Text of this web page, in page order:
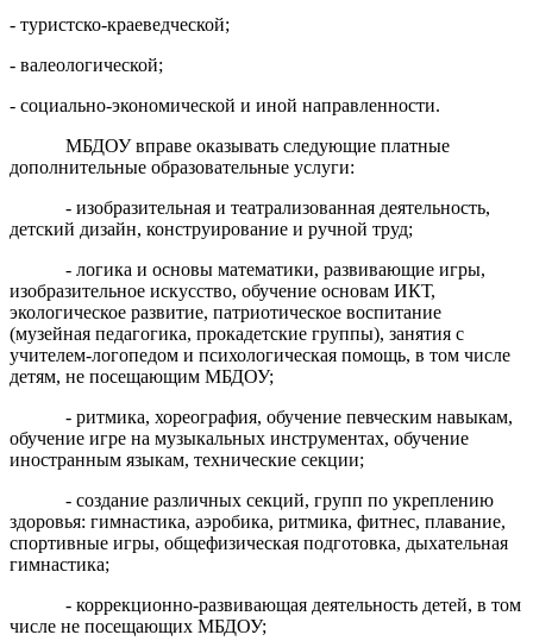
- туристско-краеведческой;
- валеологической;
- социально-экономической и иной направленности.
МБДОУ вправе оказывать следующие платные
дополнительные образовательные услуги:
- изобразительная и театрализованная деятельность,
детский дизайн, конструирование и ручной труд;
- логика и основы математики, развивающие игры,
изобразительное искусство, обучение основам ИКТ,
экологическое развитие, патриотическое воспитание
(музейная педагогика, прокадетские группы), занятия с
учителем-логопедом и психологическая помощь, в том числе
детям, не посещающим МБДОУ;
- ритмика, хореография, обучение певческим навыкам,
обучение игре на музыкальных инструментах, обучение
иностранным языкам, технические секции;
- создание различных секций, групп по укреплению
здоровья: гимнастика, аэробика, ритмика, фитнес, плавание,
спортивные игры, общефизическая подготовка, дыхательная
гимнастика;
- коррекционно-развивающая деятельность детей, в том
числе не посещающих МБДОУ;